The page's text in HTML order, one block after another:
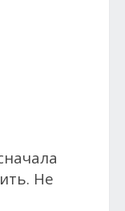
Не